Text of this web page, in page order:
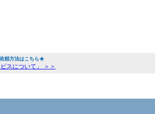
頼方法はこちら★
スについて」 ＞＞